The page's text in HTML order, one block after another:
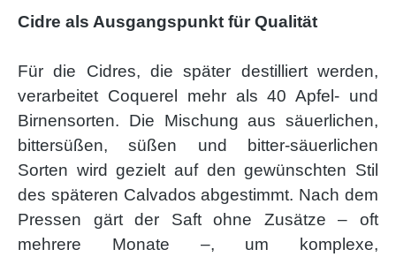
Cidre als Ausgangspunkt für Qualität
Für die Cidres, die später destilliert werden,
verarbeitet Coquerel mehr als 40 Apfel- und
Birnensorten. Die Mischung aus säuerlichen,
bittersüßen, süßen und bitter-säuerlichen
Sorten wird gezielt auf den gewünschten Stil
des späteren Calvados abgestimmt. Nach dem
Pressen gärt der Saft ohne Zusätze – oft
mehrere Monate –, um komplexe,